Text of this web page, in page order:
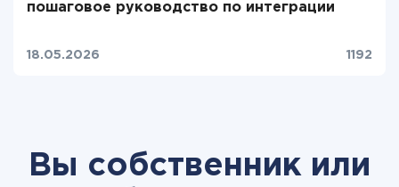
пошаговое руководство по интеграции
18.05.2026 1192
Вы собственник или